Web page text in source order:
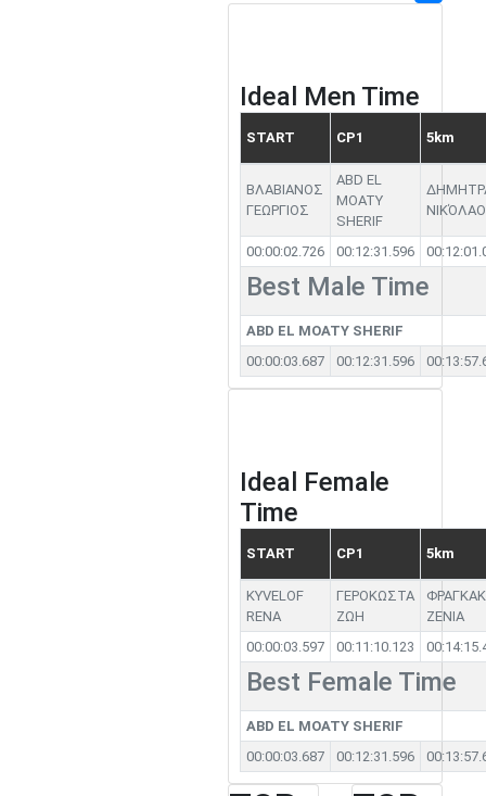
Ideal Men Time
START CP1 5km
ΒΛΑΒΙΑΝΟΣ
ΓΕΩΡΓΙΟΣ
ABD EL
MOATY
SHERIF
00:00:02.726 00:12:31.596
Best Male Time
ABD EL MOATY SHERIF
00:00:03.687
00:12:31.596
Ideal Female
Time
START CP1 5km
KYVELOF
RENA
ΓΕΡΟΚΩΣΤΑ
ΖΩΗ
ΖΕΝΙΑ
00:00:03.597
00:11:10.123
Best Female Time
ABD EL MOATY SHERIF
00:00:03.687
00:12:31.596